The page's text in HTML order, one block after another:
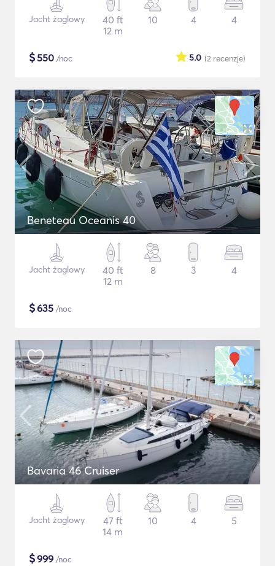
Jacht żaglowy
40 ft
12 m
10 4 4
$550 /noc (2 recenzje)
5.0
Beneteau Oceanis 40
Jacht żaglowy
40 ft
12 m
8 3 4
$635 /noc
Bavaria 46 Cruiser
Jacht żaglowy
47 ft
14 m
10 4 5
$999 /noc